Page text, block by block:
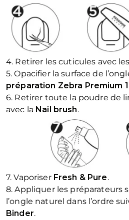
4. Retirer les cuticules avec
5. Opacifier la surface de
préparation Zebra Premium
6. Retirer toute la poudre de
avec la Nail brush.
7. Vaporiser Fresh & Pure.
8. Appliquer les préparateurs
l’ongle naturel dans l’ordre
Binder.